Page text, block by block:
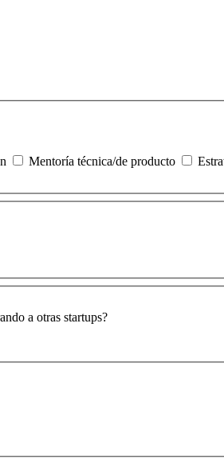
Mentoría técnica/de producto
a otras startups?